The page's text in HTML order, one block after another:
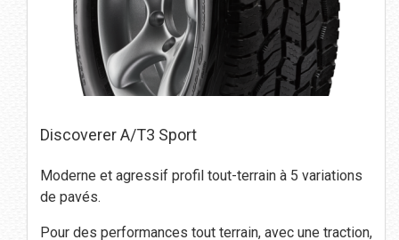
Discoverer A/T3 Sport
Moderne et agressif profil tout-terrain à 5 variations
de pavés.
Pour des performances tout terrain, avec une traction,